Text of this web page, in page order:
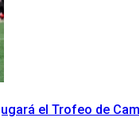
el Trofeo de